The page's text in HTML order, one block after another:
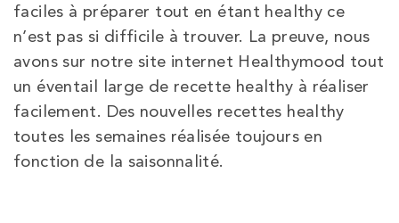
faciles à préparer tout en étant healthy ce
n’est pas si difficile à trouver. La preuve, nous
avons sur notre site internet Healthymood tout
un éventail large de recette healthy à réaliser
facilement. Des nouvelles recettes healthy
toutes les semaines réalisée toujours en
fonction de la saisonnalité.